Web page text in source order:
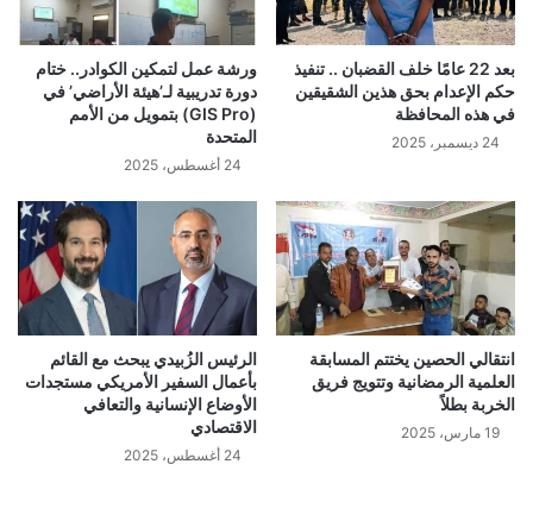
بعد 22 عامًا خلف القضبان .. تنفيذ
حكم الإعدام بحق هذين الشقيقين
في هذه المحافظة
24 ديسمبر، 2025
ورشة عمل لتمكين الكوادر.. ختام
دورة تدريبية لـ’هيئة الأراضي’ في
(GIS Pro) بتمويل من الأمم
المتحدة
24 أغسطس، 2025
انتقالي الحصين يختتم المسابقة
العلمية الرمضانية وتتويج فريق
الخربة بطلاً
19 مارس، 2025
الرئيس الزُبيدي يبحث مع القائم
بأعمال السفير الأمريكي مستجدات
الأوضاع الإنسانية والتعافي
الاقتصادي
24 أغسطس، 2025